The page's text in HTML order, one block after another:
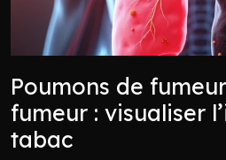
Poumons de
fumeur : visualiser
tabac